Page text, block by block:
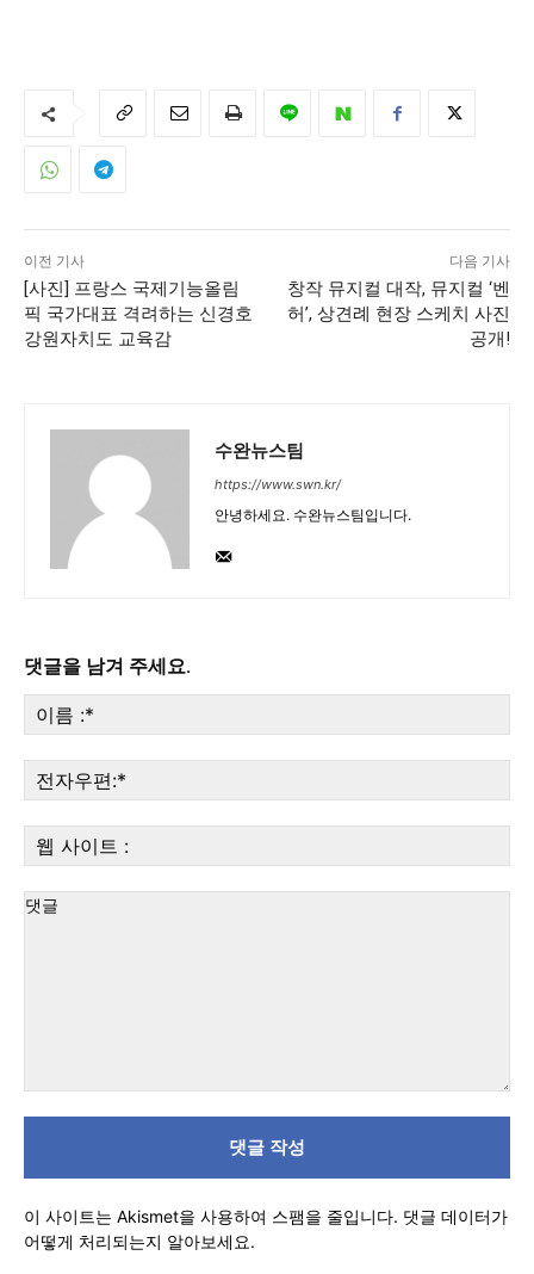
이전 기사
[사진] 프랑스 국제기능올림
픽 국가대표 격려하는 신경호
강원자치도 교육감
다음 기사
창작 뮤지컬 대작, 뮤지컬 ‘벤
허’, 상견례 현장 스케치 사진
공개!
수완뉴스팀
https://www.swn.kr/
안녕하세요. 수완뉴스팀입니다.
댓글을 남겨 주세요.
름
:*
자
우
사
이
이 사이트는 Akismet을 사용하여 스팸을 줄입니다. 댓글 데이터가
어떻게 처리되는지 알아보세요.